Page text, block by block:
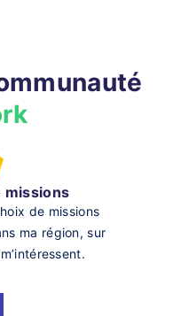
missions
de missions
ma région, sur